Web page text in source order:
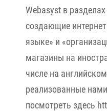
Webasyst в
создающие
языке» и
магазины на
числе на
реализованные
посмотреть здесь